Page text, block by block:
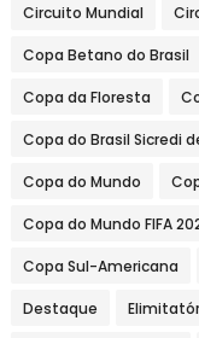
Circuito Mundial
Copa Betano do Brasil
Copa da Floresta
Copa do Brasil Sicredi
Copa do Mundo
Copa do Mundo FIFA
Copa Sul-Americana
Destaque